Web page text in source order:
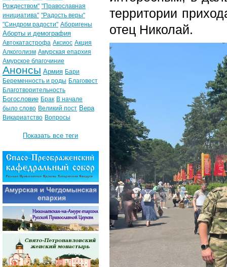
территории
отец Николай.
Рождеством" "Православная
инициатива" "Радость веры"
"Синдром радости" Аборигены
Аборты и демография
Автокатастрофа Аксиос Акция
Алкоголизм Амурская епархия
Амурское благочиние
Анонсы Армия Бари
Беременность и роды Благовест
Благотворительность
Богословие Брак В начале
было слово Великий пост Вера
Викариатство Вопросы
Показать все теги